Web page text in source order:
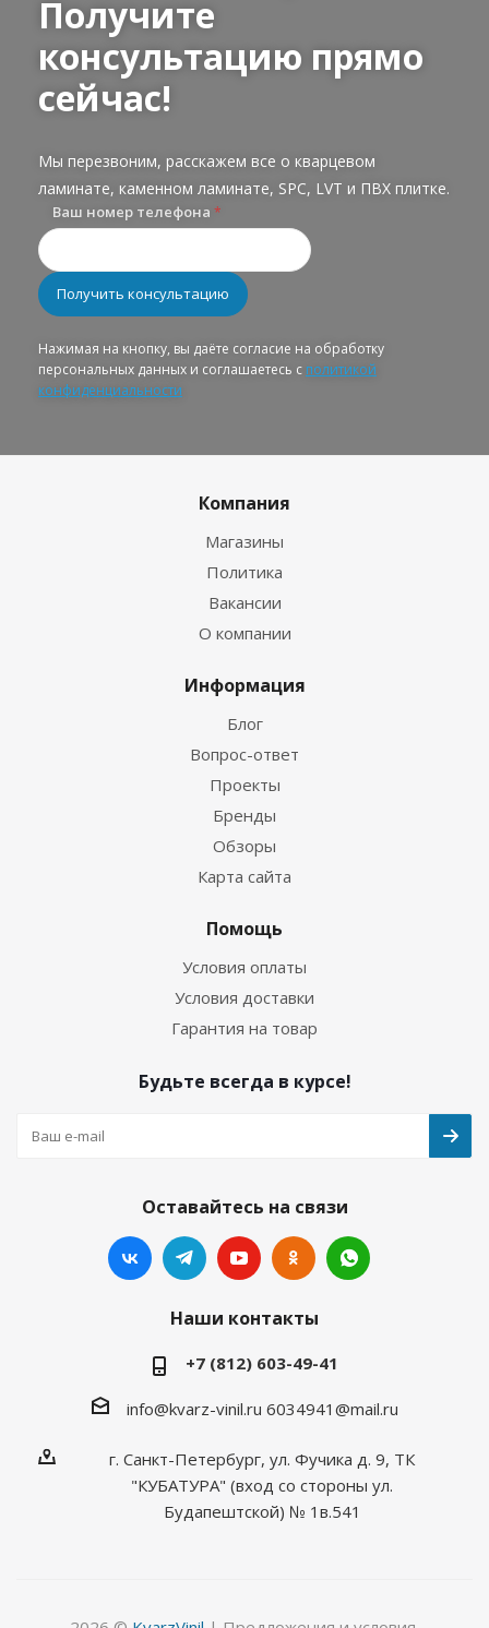
Получите
консультацию прямо
сейчас!
Мы перезвоним, расскажем все о кварцевом
ламинате, каменном ламинате, SPC, LVT и ПВХ плитке.
Ваш номер телефона *
Нажимая на кнопку, вы даёте согласие на обработку
персональных данных и соглашаетесь с политикой
конфиденциальности
Компания
Магазины
Политика
Вакансии
О компании
Информация
Блог
Вопрос-ответ
Проекты
Бренды
Обзоры
Карта сайта
Помощь
Условия оплаты
Условия доставки
Гарантия на товар
Будьте всегда в курсе!
Оставайтесь на связи
Наши контакты
+7 (812) 603-49-41
info@kvarz-vinil.ru 6034941@mail.ru
г. Санкт-Петербург, ул. Фучика д. 9, ТК
"КУБАТУРА" (вход со стороны ул.
Будапештской) № 1в.541